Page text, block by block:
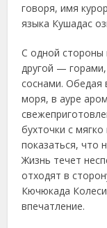
говоря, имя
языка Кушадас
С одной стороны
другой —
соснами. Обедая
моря, в ауре
бухточки с
показаться, что
Жизнь течет
отходят в
Кючюкада
впечатление.